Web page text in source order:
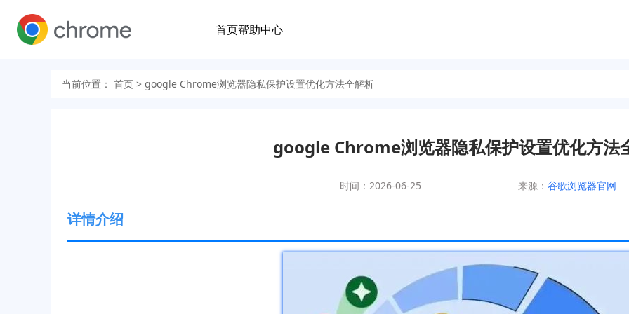
首页帮助中心
当前位置： 首页 > google Chrome浏览器隐私保护设置优化方法全解析
google Chrome浏览器隐私保护设置优化方法
时间：2026-06-25 来源： 谷歌浏览器官网
详情介绍